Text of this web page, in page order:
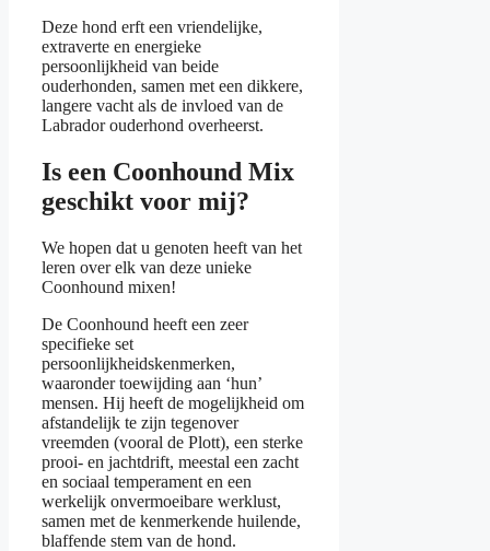
Deze hond erft een vriendelijke,
extraverte en energieke
persoonlijkheid van beide
ouderhonden, samen met een dikkere,
langere vacht als de invloed van de
Labrador ouderhond overheerst.
Is een Coonhound Mix
geschikt voor mij?
We hopen dat u genoten heeft van het
leren over elk van deze unieke
Coonhound mixen!
De Coonhound heeft een zeer
specifieke set
persoonlijkheidskenmerken,
waaronder toewijding aan ‘hun’
mensen. Hij heeft de mogelijkheid om
afstandelijk te zijn tegenover
vreemden (vooral de Plott), een sterke
prooi- en jachtdrift, meestal een zacht
en sociaal temperament en een
werkelijk onvermoeibare werklust,
samen met de kenmerkende huilende,
blaffende stem van de hond.